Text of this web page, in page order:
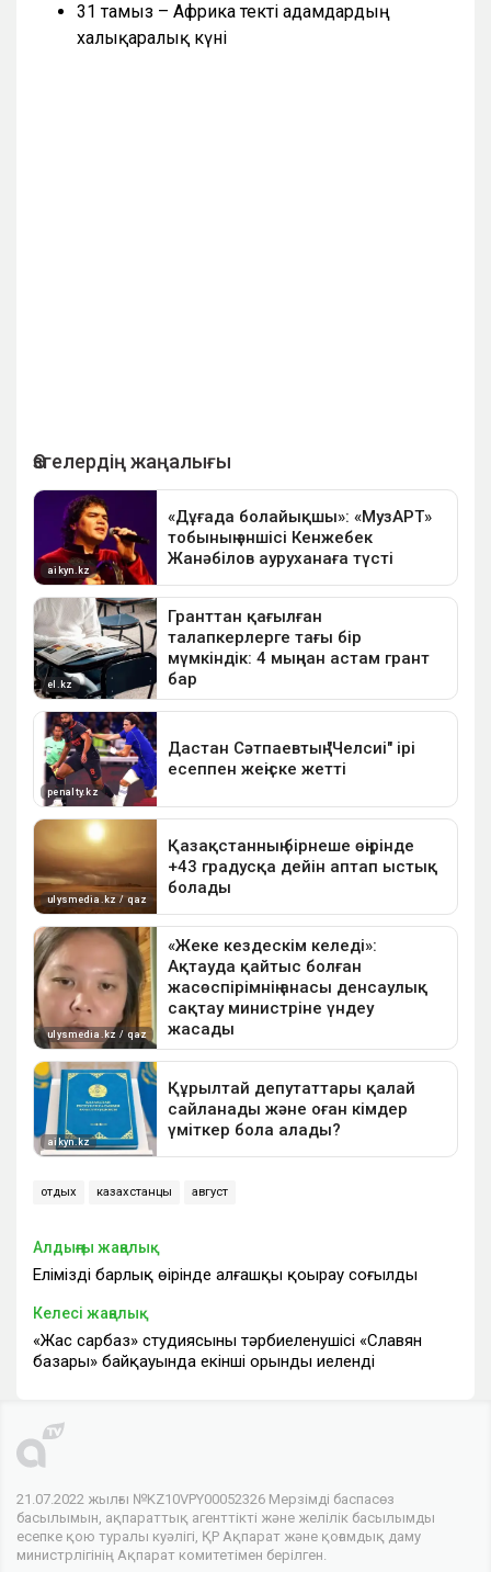
31 тамыз – Африка текті адамдардың
халықаралық күні
отдых казахстанцы август
Алдыңғы жаңалық
Еліміздің барлық өңірінде алғашқы қоңырау соғылды
Келесі жаңалық
«Жас сарбаз» студиясының тәрбиеленушісі «Славян
базары» байқауында екінші орынды иеленді
21.07.2022 жылғы №KZ10VPY00052326 Мерзімді баспасөз
басылымын, ақпараттық агенттікті және желілік басылымды
есепке қою туралы куәлігі, ҚР Ақпарат және қоғамдық даму
министрлігінің Ақпарат комитетімен берілген.